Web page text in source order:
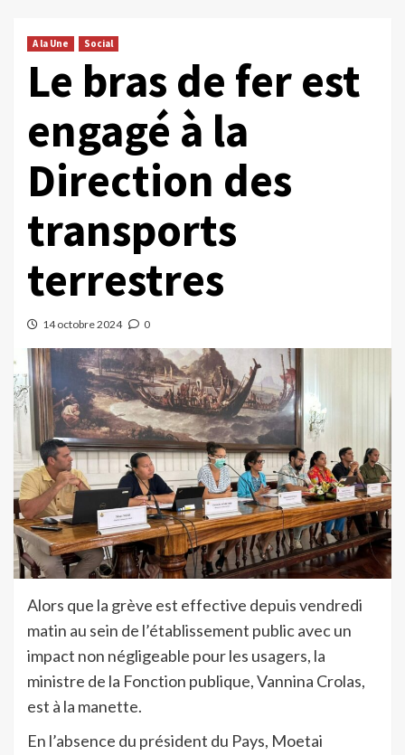
A la Une Social
Le bras de fer est
engagé à la
Direction des
transports
terrestres
14 octobre 2024 0
Alors que la grève est effective depuis vendredi
matin au sein de l’établissement public avec un
impact non négligeable pour les usagers, la
ministre de la Fonction publique, Vannina Crolas,
est à la manette.
En l’absence du président du Pays, Moetai